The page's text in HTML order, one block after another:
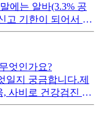
에는 알바(3.3% 공
고 기한이 되어서 궁
톡으로 알림이 왔길
습니다. 다음날 손
일 신고한 내역이 안
니다. 손택스 신고
신고와 손택스로
신고 된건가요? 이
는건가요?2. 삼쩜삼
국세청에서 고지받
엇인가요?
일지 궁금합니다.제
사비로 건강검진 받
불리?하다던가(진짜
니다) 등의 불리한